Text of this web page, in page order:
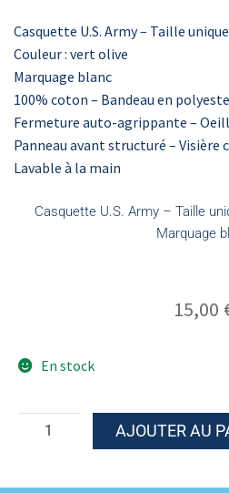
Casquette U.S. Army – Taille unique
Couleur : vert olive
Marquage blanc
100% coton – Bandeau en
Fermeture auto-agrippante –
Panneau avant structuré – Visière
Lavable à la main
Casquette U.S. Army – Taille
Marquage
15,00
En stock
AJOUTER AU